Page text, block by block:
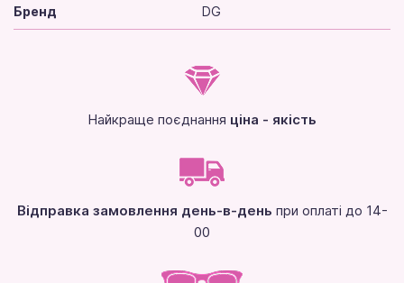
Бренд DG
Найкраще поєднання ціна - якість
Відправка замовлення день-в-день при оплаті до 14-
00